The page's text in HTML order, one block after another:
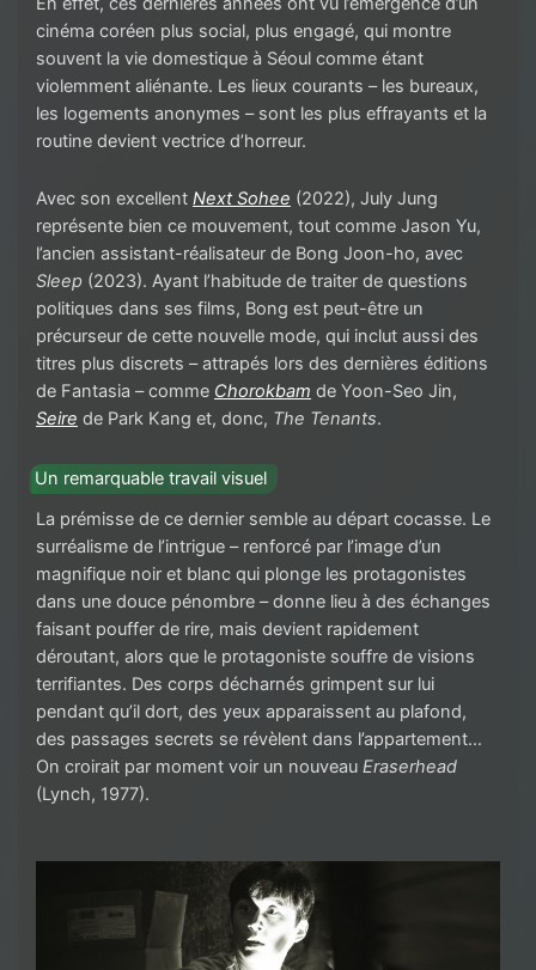
cinéma coréen plus social, plus engagé, qui montre
souvent la vie domestique à Séoul comme étant
violemment aliénante. Les lieux courants – les bureaux,
les logements anonymes – sont les plus effrayants et la
routine devient vectrice d’horreur.
Avec son excellent Next Sohee (2022), July Jung
représente bien ce mouvement, tout comme Jason Yu,
l’ancien assistant-réalisateur de Bong Joon-ho, avec
Sleep (2023). Ayant l’habitude de traiter de questions
politiques dans ses films, Bong est peut-être un
précurseur de cette nouvelle mode, qui inclut aussi des
titres plus discrets – attrapés lors des dernières éditions
de Fantasia – comme Chorokbam de Yoon-Seo Jin,
Seire de Park Kang et, donc, The Tenants.
Un remarquable travail visuel
La prémisse de ce dernier semble au départ cocasse. Le
surréalisme de l’intrigue – renforcé par l’image d’un
magnifique noir et blanc qui plonge les protagonistes
dans une douce pénombre – donne lieu à des échanges
faisant pouffer de rire, mais devient rapidement
déroutant, alors que le protagoniste souffre de visions
terrifiantes. Des corps décharnés grimpent sur lui
pendant qu’il dort, des yeux apparaissent au plafond,
des passages secrets se révèlent dans l’appartement…
On croirait par moment voir un nouveau Eraserhead
(Lynch, 1977).